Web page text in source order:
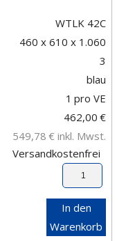
WTLK 42C
460 x 610 x 1.060
3
blau
1 pro VE
462,00 €
549,78 € inkl. Mwst.
Versandkostenfrei
In den
Warenkorb